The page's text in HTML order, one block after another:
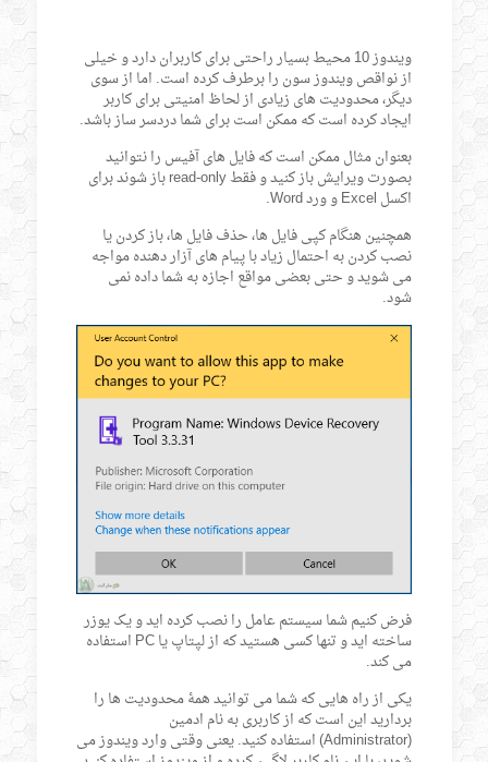
ویندوز 10 محیط بسیار راحتی برای کاربران دارد و خیلی
از نواقص ویندوز سون را برطرف کرده است. اما از سوی
دیگر، محدودیت های زیادی از لحاظ امنیتی برای کاربر
ایجاد کرده است که ممکن است برای شما دردسر ساز باشد.
بعنوان مثال ممکن است که فایل های آفیس را نتوانید
بصورت ویرایش باز کنید و فقط read-only باز شوند برای
اکسل Excel و ورد Word.
همچنین هنگام کپی فایل ها، حذف فایل ها، باز کردن یا
نصب کردن به احتمال زیاد با پیام های آزار دهنده مواجه
می شوید و حتی بعضی مواقع اجازه به شما داده نمی
شود.
فرض کنیم شما سیستم عامل را نصب کرده اید و یک یوزر
ساخته اید و تنها کسی هستید که از لپتاپ یا PC استفاده
می کند.
یکی از راه هایی که شما می توانید همۀ محدودیت ها را
بردارید این است که از کاربری به نام ادمین
(Administrator) استفاده کنید. یعنی وقتی وارد ویندوز می